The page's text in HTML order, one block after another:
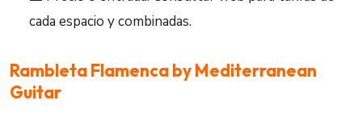
cada espacio y combinadas.
Rambleta Flamenca by Mediterranean
Guitar